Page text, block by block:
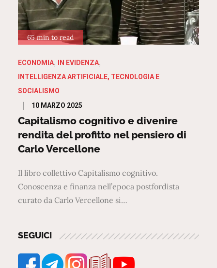
65 min to read
ECONOMIA
IN EVIDENZA
INTELLIGENZA ARTIFICIALE, TECNOLOGIA E
SOCIALISMO
Posted
on
10 MARZO 2025
Capitalismo cognitivo e divenire
rendita del profitto nel pensiero di
Carlo Vercellone
Il libro collettivo Capitalismo cognitivo.
Conoscenza e finanza nell’epoca postfordista
curato da Carlo Vercellone si…
SEGUICI